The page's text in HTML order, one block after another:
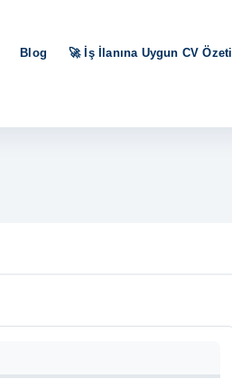
Blog 🚀 İş İlanına Uygun CV Özeti